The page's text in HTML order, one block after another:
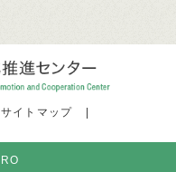
サイトマップ